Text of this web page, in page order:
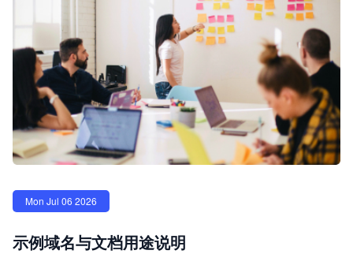
Mon Jul 06 2026
示例域名与文档用途说明